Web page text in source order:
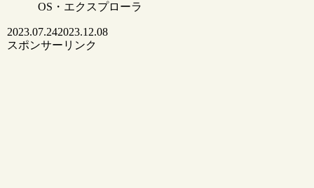
OS・エクスプローラ
2023.07.242023.12.08
スポンサーリンク